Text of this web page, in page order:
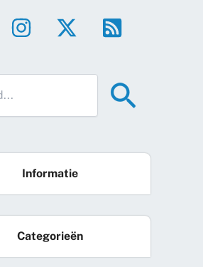
Informatie
Home
Categorieën